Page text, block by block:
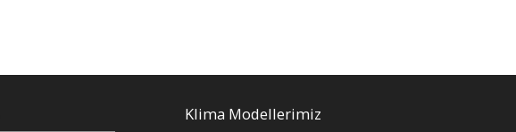
Klima Modellerimiz